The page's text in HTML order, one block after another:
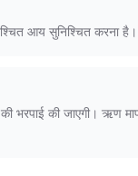
आय सुनिश्चित करना है।
भरपाई की जाएगी। ऋण